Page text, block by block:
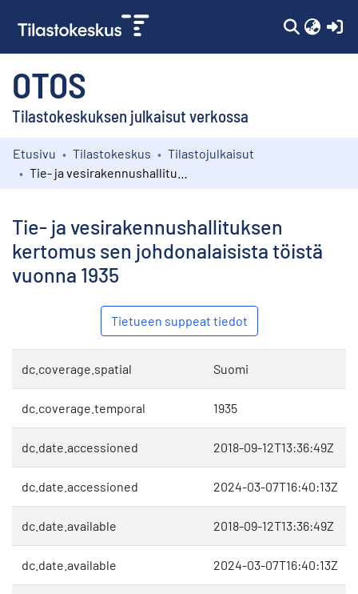
OTOS
Tilastokeskuksen julkaisut verkossa
Kokoelmat
Etusivu Tilastokeskus
Tilastojulkaisut
Tie- ja vesirakennushallituksen
kertomus sen johdonalaisista töistä
vuonna 1935
Tietueen suppeat tiedot
dc.coverage.spatial Suomi
dc.coverage.temporal 1935
dc.date.accessioned 2018-09-12T13:36:49Z
dc.date.accessioned 2024-03-07T16:40:13Z
dc.date.available 2018-09-12T13:36:49Z
dc.date.available 2024-03-07T16:40:13Z